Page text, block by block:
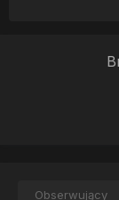
Obserwujący